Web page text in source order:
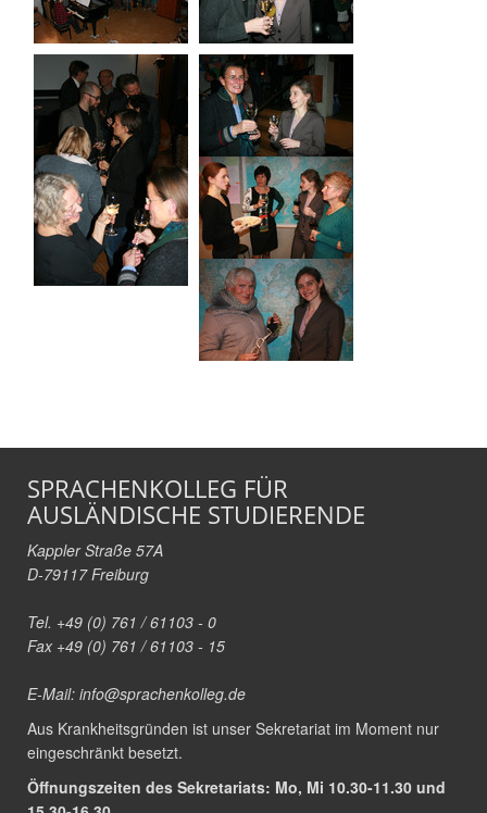
SPRACHENKOLLEG FÜR
AUSLÄNDISCHE STUDIERENDE
Kappler Straße 57A
D-79117 Freiburg
Tel. +49 (0) 761 / 61103 - 0
Fax +49 (0) 761 / 61103 - 15
E-Mail: info@sprachenkolleg.de
Aus Krankheitsgründen ist unser Sekretariat im Moment nur
eingeschränkt besetzt.
Öffnungszeiten des Sekretariats: Mo, Mi 10.30-11.30 und